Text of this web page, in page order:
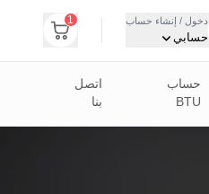
دخول / إنشاء حساب
حسابي
1
حساب
BTU
اتصل
بنا